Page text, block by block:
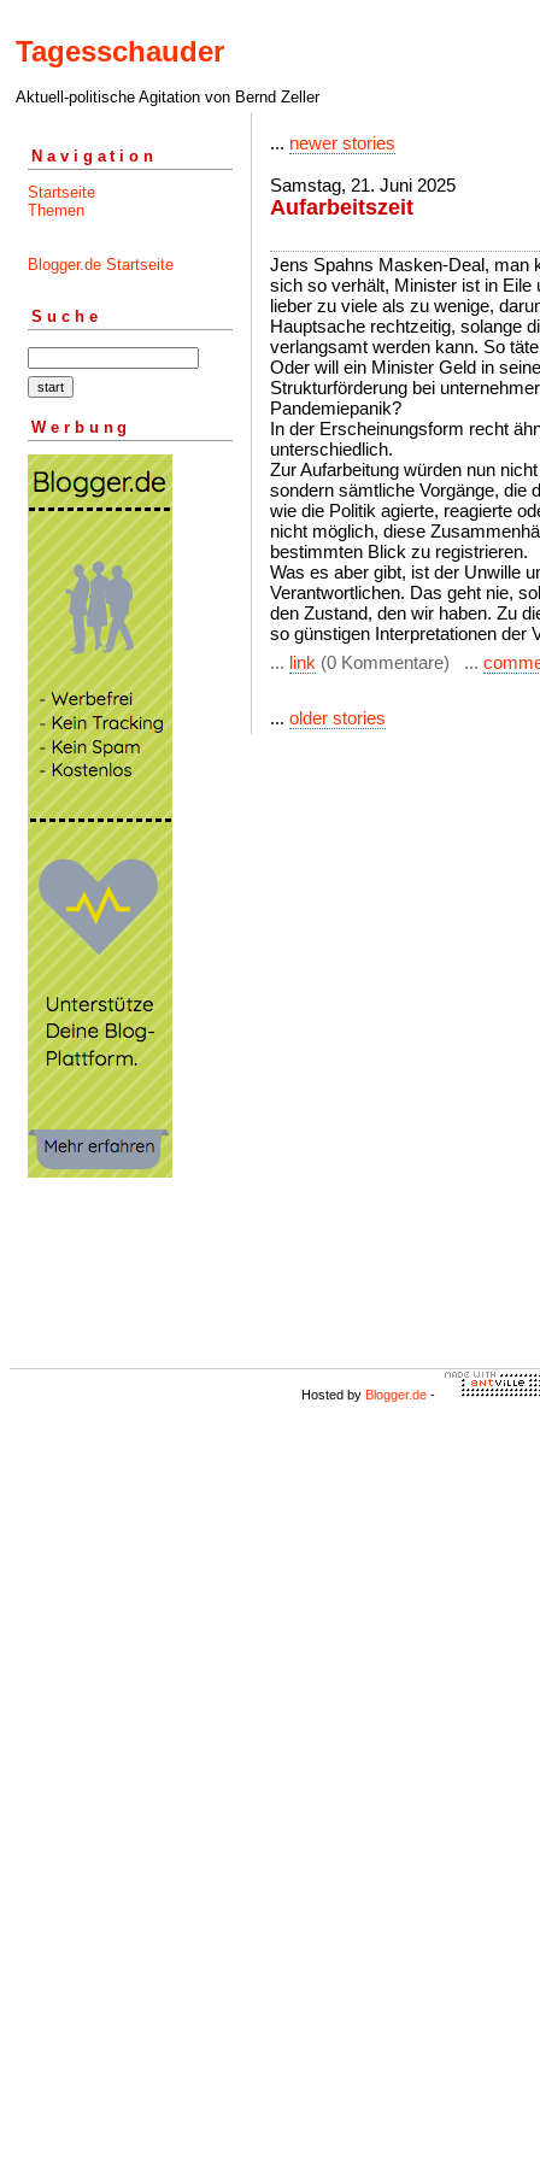
Tagesschauder
Aktuell-politische Agitation von Bernd Zeller
Navigation
Startseite
Themen
Blogger.de Startseite
Suche
Werbung
... newer stories
Samstag, 21. Juni 2025
Aufarbeitszeit
Jens Spahns Masken-Deal, man
sich so verhält, Minister ist in
lieber zu viele als zu wenige,
Hauptsache rechtzeitig, solange
verlangsamt werden kann. So
Oder will ein Minister Geld in
Strukturförderung bei
Pandemiepanik?
In der Erscheinungsform recht
unterschiedlich.
Zur Aufarbeitung würden nun
sondern sämtliche Vorgänge, die
wie die Politik agierte, reagierte
nicht möglich, diese
bestimmten Blick zu registrieren.
Was es aber gibt, ist der Unwille
Verantwortlichen. Das geht nie,
den Zustand, den wir haben. Zu
so günstigen Interpretationen der
... link (0 Kommentare) ...
... older stories
Hosted by Blogger.de -